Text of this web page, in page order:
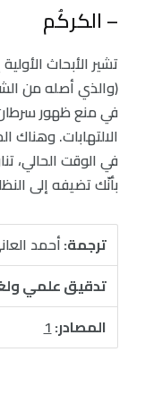
– الكركُم
تشير الأبحاث
(والذي أصله من
في منع ظهور
الالتهابات. وهناك
في الوقت الحالي،
بأنّك تضيفه إلى
ترجمة:أحمد
تدقيق علمي
المصادر:1